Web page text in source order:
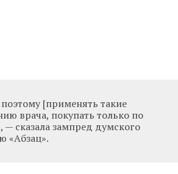
[применять такие
врача, покупать только по
сказала зампред думского
«Абзац».